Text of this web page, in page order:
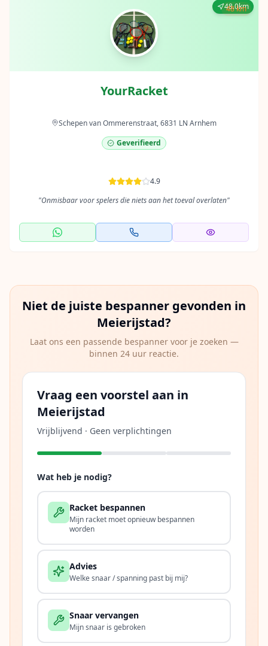
48.0km
YourRacket
Schepen van Ommerenstraat, 6831 LN Arnhem
Geverifieerd
4.9
"Onmisbaar voor spelers die niets aan het toeval overlaten"
48 km
Niet de juiste bespanner gevonden in
Meierijstad?
Laat ons een passende bespanner voor je zoeken —
binnen 24 uur reactie.
Vraag een voorstel aan in
Meierijstad
Vrijblijvend · Geen verplichtingen
Wat heb je nodig?
Racket bespannen
Mijn racket moet opnieuw bespannen
worden
Advies
Welke snaar / spanning past bij mij?
Snaar vervangen
Mijn snaar is gebroken